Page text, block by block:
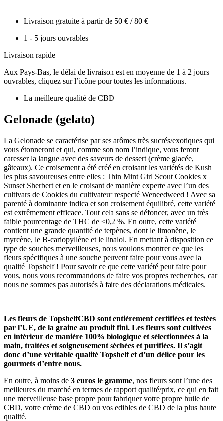
Livraison gratuite à partir de 50 € / 80 €
1 - 5 jours ouvrables
Livraison rapide
Aux Pays-Bas, le délai de livraison est en moyenne de 1 à 2 jours
ouvrables, cliquez sur l’icône pour toutes les informations.
La meilleure qualité de CBD
Gelonade (gelato)
La Gelonade se caractérise par ses arômes très sucrés/exotiques qui
vous étonneront et qui, comme son nom l’indique, vous feront
caresser la langue avec des saveurs de dessert (crème glacée,
gâteaux). Ce croisement a été créé en croisant les variétés de Kush
les plus savoureuses entre elles : Thin Mint Girl Scout Cookies x
Sunset Sherbert et en le croisant de manière experte avec l’un des
cultivars de Cookies du cultivateur respecté Weneedweed ! Avec sa
parenté à dominante indica et son croisement équilibré, cette variété
est extrêmement efficace. Tout cela sans se défoncer, avec un très
faible pourcentage de THC de <0,2 %. En outre, cette variété
contient une grande quantité de terpènes, dont le limonène, le
myrcène, le B-cariopyllène et le linalol. En mettant à disposition ce
type de souches merveilleuses, nous voulons montrer ce que les
fleurs spécifiques à une souche peuvent faire pour vous avec la
qualité Topshelf ! Pour savoir ce que cette variété peut faire pour
vous, nous vous recommandons de faire vos propres recherches, car
nous ne sommes pas autorisés à faire des déclarations médicales.
Les fleurs de TopshelfCBD sont entièrement certifiées et testées
par l’UE, de la graine au produit fini. Les fleurs sont cultivées
en intérieur de manière 100% biologique et sélectionnées à la
main, traitées et soigneusement séchées et purifiées. Il s’agit
donc d’une véritable qualité Topshelf et d’un délice pour les
gourmets d’entre nous.
En outre, à moins de 3 euros le gramme, nos fleurs sont l’une des
meilleures du marché en termes de rapport qualité/prix, ce qui en fait
une merveilleuse base propre pour fabriquer votre propre huile de
CBD, votre crème de CBD ou vos edibles de CBD de la plus haute
qualité.